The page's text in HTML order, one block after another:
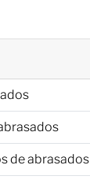
de abrasados